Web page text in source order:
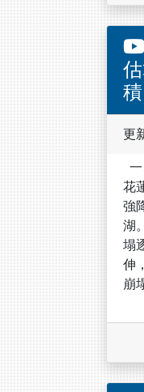
積
更
花
強
湖
塌
伸
崩